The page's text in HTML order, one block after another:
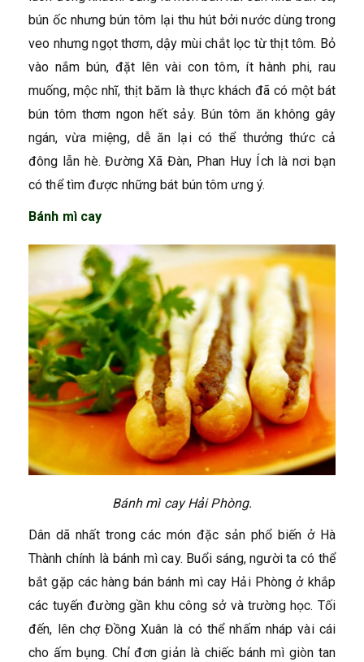
bún ốc nhưng bún tôm lại thu hút bởi nước dùng trong
veo nhưng ngọt thơm, dậy mùi chắt lọc từ thịt tôm. Bỏ
vào nắm bún, đặt lên vài con tôm, ít hành phi, rau
muống, mộc nhĩ, thịt băm là thực khách đã có một bát
bún tôm thơm ngon hết sảy. Bún tôm ăn không gây
ngán, vừa miệng, dễ ăn lại có thể thưởng thức cả
đông lẫn hè. Đường Xã Đàn, Phan Huy Ích là nơi bạn
có thể tìm được những bát bún tôm ưng ý.
Bánh mì cay
Bánh mì cay Hải Phòng.
Dân dã nhất trong các món đặc sản phổ biến ở Hà
Thành chính là bánh mì cay. Buổi sáng, người ta có thể
bắt gặp các hàng bán bánh mì cay Hải Phòng ở khắp
các tuyến đường gần khu công sở và trường học. Tối
đến, lên chợ Đồng Xuân là có thể nhấm nháp vài cái
cho ấm bụng. Chỉ đơn giản là chiếc bánh mì giòn tan